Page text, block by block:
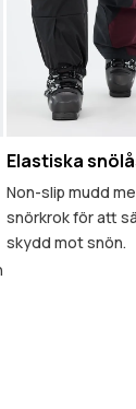
Elastiska
Non-slip mudd
snörkrok för att
skydd mot snön.